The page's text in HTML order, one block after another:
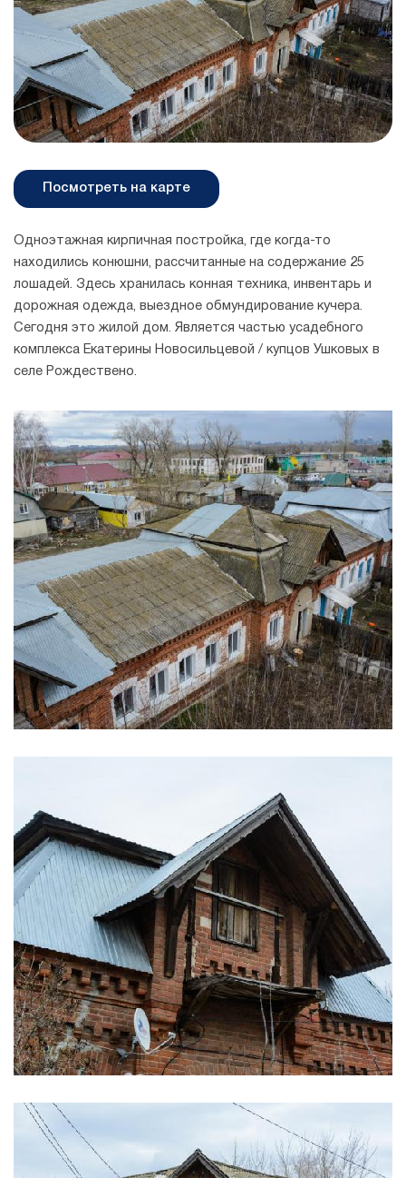
Посмотреть на карте
Одноэтажная кирпичная постройка, где когда-то
находились конюшни, рассчитанные на содержание 25
лошадей. Здесь хранилась конная техника, инвентарь и
дорожная одежда, выездное обмундирование кучера.
Сегодня это жилой дом. Является частью усадебного
комплекса Екатерины Новосильцевой / купцов Ушковых в
селе Рождествено.